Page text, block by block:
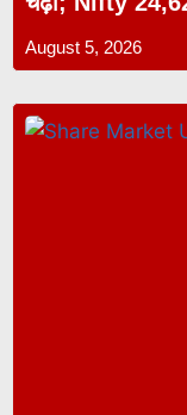
August 5, 2026